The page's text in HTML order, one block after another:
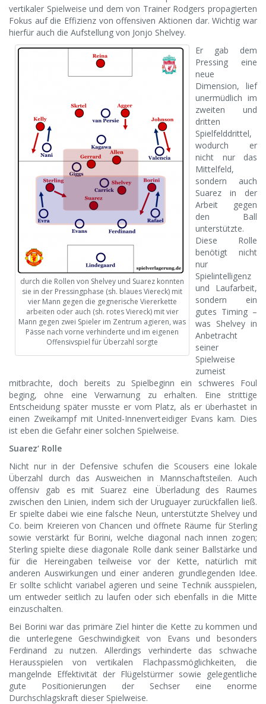
vertikaler Spielweise und dem von Trainer Rodgers propagierten
Fokus auf die Effizienz von offensiven Aktionen dar. Wichtig war
hierfür auch die Aufstellung von Jonjo Shelvey.
durch die Rollen von Shelvey und Suarez konnten
sie in der Pressingphase (sh. blaues Viereck) mit
vier Mann gegen die gegnerische Viererkette
arbeiten oder auch (sh. rotes Viereck) mit vier
Mann gegen zwei Spieler im Zentrum agieren, was
Pässe nach vorne verhinderte und im eigenen
Offensivspiel für Überzahl sorgte
Er gab dem
Pressing eine
neue
Dimension, lief
unermüdlich im
zweiten und
dritten
Spielfelddrittel,
wodurch er
nicht nur das
Mittelfeld,
sondern auch
Suarez in der
Arbeit gegen
den Ball
unterstützte.
Diese Rolle
benötigt nicht
nur
Spielintelligenz
und Laufarbeit,
sondern ein
gutes Timing –
was Shelvey in
Anbetracht
seiner
Spielweise
zumeist
mitbrachte, doch bereits zu Spielbeginn ein schweres Foul
beging, ohne eine Verwarnung zu erhalten. Eine strittige
Entscheidung später musste er vom Platz, als er überhastet in
einen Zweikampf mit United-Innenverteidiger Evans kam. Dies
ist eben die Gefahr einer solchen Spielweise.
Suarez‘ Rolle
Nicht nur in der Defensive schufen die Scousers eine lokale
Überzahl durch das Ausweichen in Mannschaftsteilen. Auch
offensiv gab es mit Suarez eine Überladung des Raumes
zwischen den Linien, indem sich der Uruguayer zurückfallen ließ.
Er spielte dabei wie eine falsche Neun, unterstützte Shelvey und
Co. beim Kreieren von Chancen und öffnete Räume für Sterling
sowie verstärkt für Borini, welche diagonal nach innen zogen;
Sterling spielte diese diagonale Rolle dank seiner Ballstärke und
für die Hereingaben teilweise vor der Kette, natürlich mit
anderen Auswirkungen und einer anderen grundlegenden Idee.
Er sollte schlicht variabel agieren und seine Technik ausspielen,
um entweder seitlich zu laufen oder sich ebenfalls in die Mitte
einzuschalten.
Bei Borini war das primäre Ziel hinter die Kette zu kommen und
die unterlegene Geschwindigkeit von Evans und besonders
Ferdinand zu nutzen. Allerdings verhinderte das schwache
Herausspielen von vertikalen Flachpassmöglichkeiten, die
mangelnde Effektivität der Flügelstürmer sowie gelegentliche
gute Positionierungen der Sechser eine enorme
Durchschlagskraft dieser Spielweise.